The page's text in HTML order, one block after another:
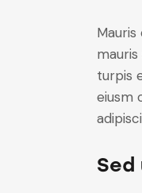
turpis
eiusm